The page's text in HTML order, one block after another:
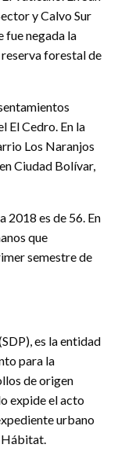
y Calvo Sur
fue negada la
forestal de
El Cedro. En la
Los Naranjos
Ciudad Bolívar,
2018 es de 56. En
que
semestre de
es la entidad
para la
de origen
expide el acto
urbano
Hábitat.